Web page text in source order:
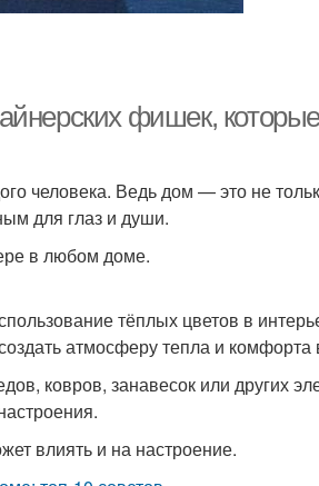
фишек,
человека. Ведь дом — это не
для глаз и души.
в любом доме.
тёплых цветов в
атмосферу тепла и комфорта
ковров, занавесок или других
влиять и на настроение.